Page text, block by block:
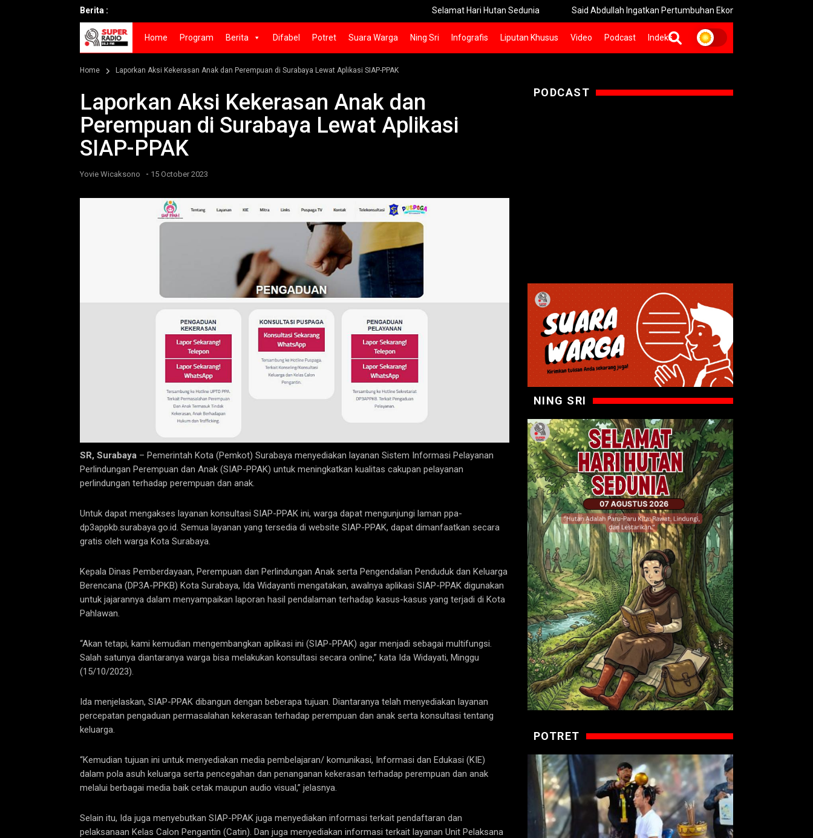
Berita : Selamat Hari Hutan Sedunia Said Abdullah Ingatkan Pertumbuhan Ekonomi 5,29% Bersifat Sementara
Home Program Berita Difabel Potret Suara Warga Ning Sri Infografis Liputan Khusus Video Podcast Indeks
Home Laporkan Aksi Kekerasan Anak dan Perempuan di Surabaya Lewat Aplikasi SIAP-PPAK
Laporkan Aksi Kekerasan Anak dan
Perempuan di Surabaya Lewat Aplikasi
SIAP-PPAK
Yovie Wicaksono - 15 October 2023
SR, Surabaya – Pemerintah Kota (Pemkot) Surabaya menyediakan layanan Sistem Informasi Pelayanan
Perlindungan Perempuan dan Anak (SIAP-PPAK) untuk meningkatkan kualitas cakupan pelayanan
perlindungan terhadap perempuan dan anak.
Untuk dapat mengakses layanan konsultasi SIAP-PPAK ini, warga dapat mengunjungi laman ppa-
dp3appkb.surabaya.go.id. Semua layanan yang tersedia di website SIAP-PPAK, dapat dimanfaatkan secara
gratis oleh warga Kota Surabaya.
Kepala Dinas Pemberdayaan, Perempuan dan Perlindungan Anak serta Pengendalian Penduduk dan Keluarga
Berencana (DP3A-PPKB) Kota Surabaya, Ida Widayanti mengatakan, awalnya aplikasi SIAP-PPAK digunakan
untuk jajarannya dalam menyampaikan laporan hasil pendalaman terhadap kasus-kasus yang terjadi di Kota
Pahlawan.
“Akan tetapi, kami kemudian mengembangkan aplikasi ini (SIAP-PPAK) agar menjadi sebagai multifungsi.
Salah satunya diantaranya warga bisa melakukan konsultasi secara online,” kata Ida Widayati, Minggu
(15/10/2023).
Ida menjelaskan, SIAP-PPAK dibangun dengan beberapa tujuan. Diantaranya telah menyediakan layanan
percepatan pengaduan permasalahan kekerasan terhadap perempuan dan anak serta konsultasi tentang
keluarga.
“Kemudian tujuan ini untuk menyediakan media pembelajaran/ komunikasi, Informasi dan Edukasi (KIE)
dalam pola asuh keluarga serta pencegahan dan penanganan kekerasan terhadap perempuan dan anak
melalui berbagai media baik cetak maupun audio visual,” jelasnya.
Selain itu, Ida juga menyebutkan SIAP-PPAK juga menyediakan informasi terkait pendaftaran dan
pelaksanaan Kelas Calon Pengantin (Catin). Dan juga menyediakan informasi terkait layanan Unit Pelaksana
PODCAST
NING SRI
POTRET